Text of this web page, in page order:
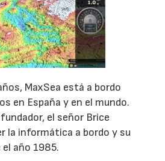
MaxSea está a bordo
en España y en el mundo.
el señor Brice
la informática a bordo y su
año 1985.